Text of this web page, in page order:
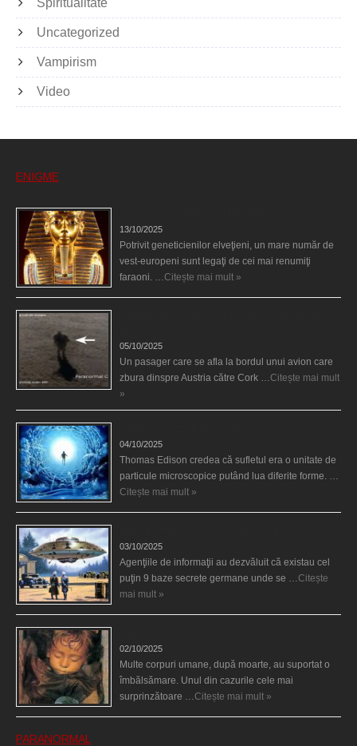
Uncategorized
Vampirism
Video
ENIGME
13/10/2025
Potrivit geneticienilor elveţieni, un mare număr de
vest-europeni sunt legaţi de cei mai renumiţi
faraoni. … Citește mai mult »
05/10/2025
Un pasager care se afla la bordul unui avion care
zbura dinspre Austria către Cork … Citește mai mult
»
04/10/2025
Thomas Edison credea că sufletul era o unitate de
particule microscopice putând lua diferite forme. …
Citește mai mult »
03/10/2025
Agenţiile de informaţii au dezvăluit că existau cel
puţin 9 baze secrete germane unde se … Citește
mai mult »
02/10/2025
Multe corpuri umane, după moarte, au suportat o
îmbălsămare. Unul din cazurile cele mai
surprinzătoare … Citește mai mult »
PARANORMAL